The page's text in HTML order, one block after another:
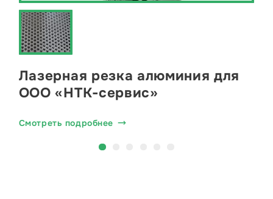
Лазерная резка алюминия для
ООО «НТК-сервис»
Смотреть подробнее